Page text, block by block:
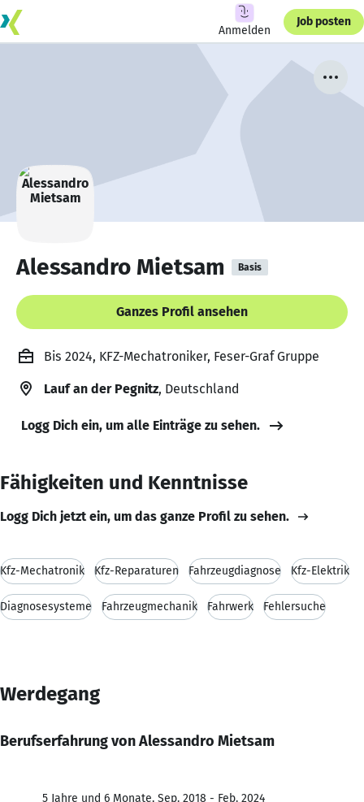
Anmelden
Job posten
Alessandro Mietsam Basis
Ganzes Profil ansehen
Bis 2024, KFZ-Mechatroniker, Feser-Graf Gruppe
Lauf an der Pegnitz, Deutschland
Logg Dich ein, um alle Einträge zu sehen.
Fähigkeiten und Kenntnisse
Logg Dich jetzt ein, um das ganze Profil zu sehen.
Kfz-Mechatronik Kfz-Reparaturen Fahrzeugdiagnose Kfz-Elektrik
Diagnosesysteme Fahrzeugmechanik Fahrwerk Fehlersuche
Werdegang
Berufserfahrung von Alessandro Mietsam
5 Jahre und 6 Monate, Sep. 2018 - Feb. 2024